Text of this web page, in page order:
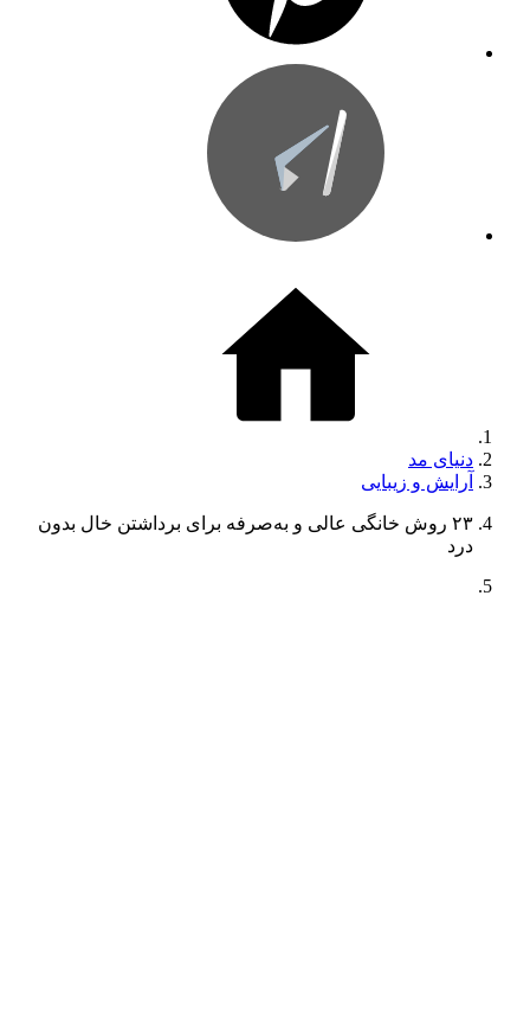
دنیای مد
آرایش و زیبایی
۲۳ روش خانگی عالی و به‌صرفه برای برداشتن خال بدون
درد